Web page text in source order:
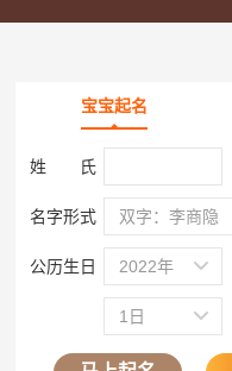
宝宝起名
姓 氏
名字形式 双字：李商隐
公历生日 2022年
1日